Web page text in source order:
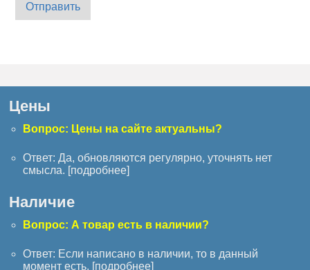
Отправить
Цены
Вопрос: Цены на сайте актуальны?
Ответ: Да, обновляются регулярно, уточнять нет
смысла. [подробнее]
Наличие
Вопрос: А товар есть в наличии?
Ответ: Если написано в наличии, то в данный
момент есть. [подробнее]